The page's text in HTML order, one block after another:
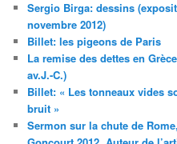
Sergio Birga: dessins
novembre 2012)
Billet: les pigeons de Paris
La remise des dettes en
av.J.-C.)
Billet: « Les tonneaux vides
bruit »
Sermon sur la chute de